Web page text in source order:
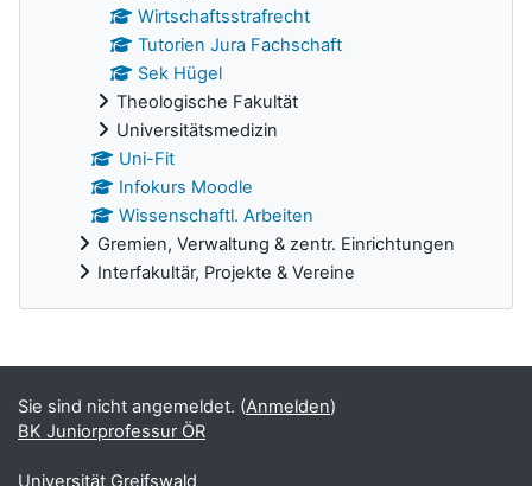
Wirtschaftsstrafrecht
Tutorien Jura Fachschaft
Sek Hügel
Theologische Fakultät
Universitätsmedizin
Uni-Fit
Infokurs Moodle
Wissenschaftl. Arbeiten
Gremien, Verwaltung & zentr. Einrichtungen
Interfakultär, Projekte & Vereine
Ergänzungsblöcke
Sie sind nicht angemeldet. (Anmelden)
BK Juniorprofessur ÖR
Universität Greifswald